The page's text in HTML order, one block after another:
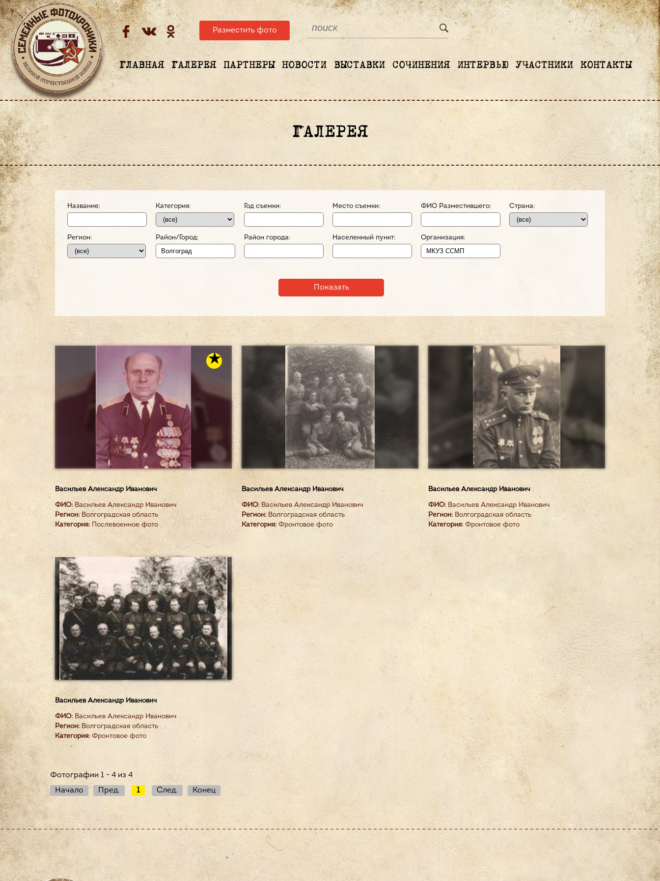
Разместить фото
ГЛАВНАЯ ГАЛЕРЕЯ ПАРТНЕРЫ НОВОСТИ ВЫСТАВКИ СОЧИНЕНИЯ ИНТЕРВЬЮ УЧАСТНИКИ КОНТАКТЫ
ГАЛЕРЕЯ
Название: Категория: Год съемки: Место съемки: ФИО Разместившего: Страна:
Регион: Район/Город: Район города: Населенный пункт: Организация:
Васильев Александр Иванович
ФИО:Васильев Александр Иванович
Регион: Волгоградская область
Категория: Послевоенное фото
Васильев Александр Иванович
ФИО:Васильев Александр Иванович
Регион:Волгоградская область
Категория:Фронтовое фото
Васильев Александр Иванович
ФИО:Васильев Александр Иванович
Регион:Волгоградская область
Категория:Фронтовое фото
Васильев Александр Иванович
ФИО: Васильев Александр Иванович
Регион: Волгоградская область
Категория: Фронтовое фото
Фотографии 1 - 4 из 4
Начало
Пред. 1 След. Конец